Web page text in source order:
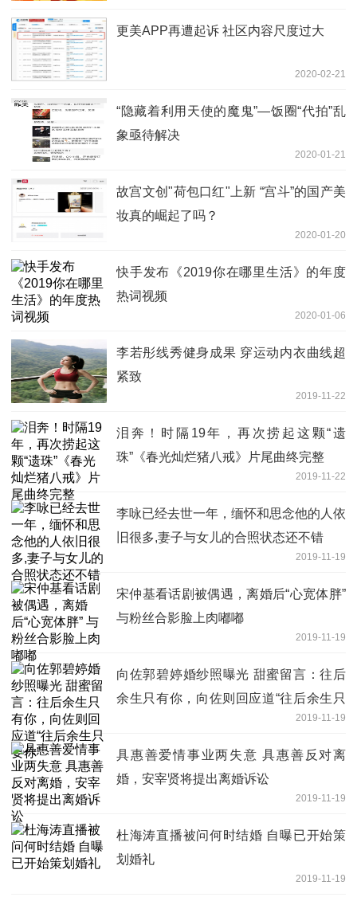
更美APP再遭起诉 社区内容尺度过大
2020-02-21
“隐藏着利用天使的魔鬼”—饭圈“代拍”乱
象亟待解决
2020-01-21
故宫文创"荷包口红"上新 “宫斗”的国产美
妆真的崛起了吗？
2020-01-20
快手发布《2019你在哪里生活》的年度
热词视频
2020-01-06
李若彤线秀健身成果 穿运动内衣曲线超
紧致
2019-11-22
泪奔！时隔19年，再次捞起这颗“遗
珠”《春光灿烂猪八戒》片尾曲终完整
2019-11-22
李咏已经去世一年，缅怀和思念他的人依
旧很多,妻子与女儿的合照状态还不错
2019-11-19
宋仲基看话剧被偶遇，离婚后“心宽体胖”
与粉丝合影脸上肉嘟嘟
2019-11-19
向佐郭碧婷婚纱照曝光 甜蜜留言：往后
余生只有你，向佐则回应道“往后余生只
2019-11-19
具惠善爱情事业两失意 具惠善反对离
婚，安宰贤将提出离婚诉讼
2019-11-19
杜海涛直播被问何时结婚 自曝已开始策
划婚礼
2019-11-19